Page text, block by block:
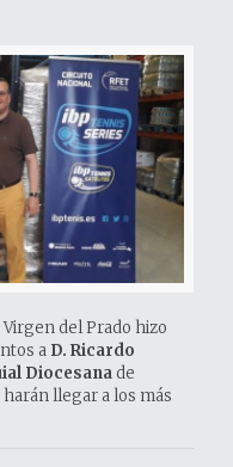
del Prado hizo
a D. Ricardo
Diocesanade
llegar a los más